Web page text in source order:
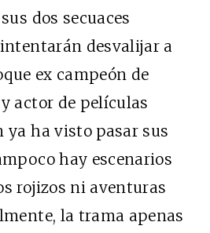
dos secuaces
desvalijar a
ex campeón de
actor de películas
ya ha visto pasar sus
hay escenarios
rojizos ni aventuras
la trama apenas